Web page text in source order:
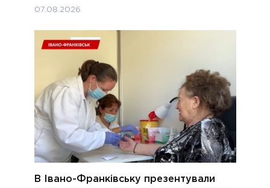
07.08.2026
В Івано-Франківську презентували